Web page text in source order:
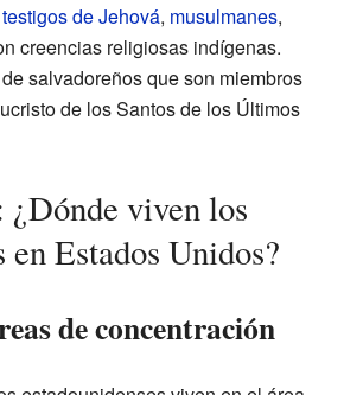
testigos de Jehová, musulmanes,
creencias religiosas indígenas.
salvadoreños que son miembros
de los Santos de los Últimos
viven los
en Estados Unidos?
de concentración